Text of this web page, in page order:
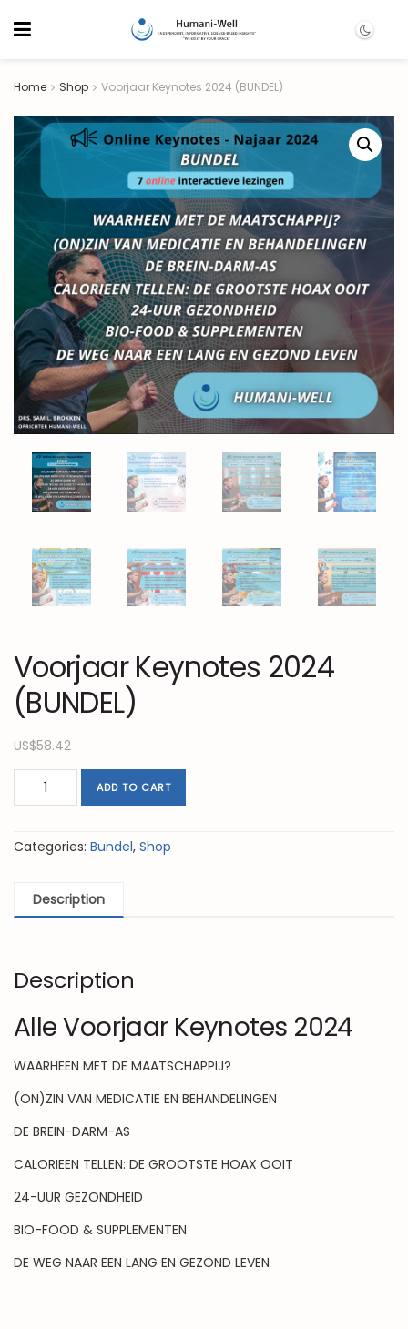
Home Shop Voorjaar Keynotes 2024 (BUNDEL)
Voorjaar Keynotes 2024
(BUNDEL)
US$58.42
ADD TO CART
Categories: Bundel, Shop
Description
Description
Alle Voorjaar Keynotes 2024
WAARHEEN MET DE MAATSCHAPPIJ?
(ON)ZIN VAN MEDICATIE EN BEHANDELINGEN
DE BREIN-DARM-AS
CALORIEEN TELLEN: DE GROOTSTE HOAX OOIT
24-UUR GEZONDHEID
BIO-FOOD & SUPPLEMENTEN
DE WEG NAAR EEN LANG EN GEZOND LEVEN